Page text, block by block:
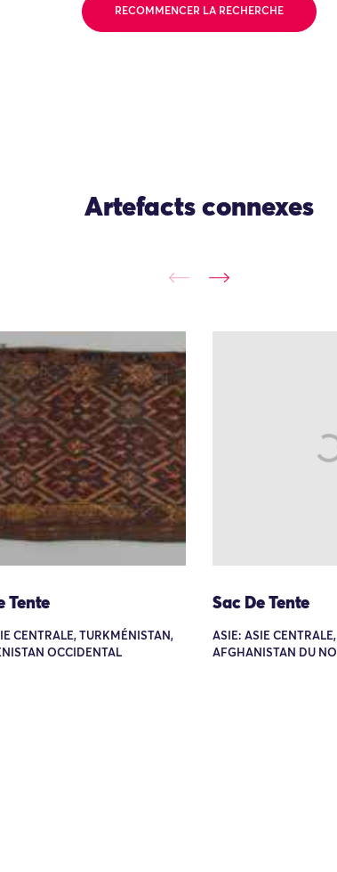
RECOMMENCER LA RECHERCHE
Artefacts connexes
Tente
CENTRALE, TURKMÉNISTAN,
OCCIDENTAL
Sac De Tente
ASIE: ASIE
AFGHANISTAN DU